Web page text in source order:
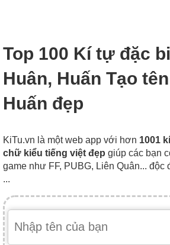
Top 100 Kí tự đặc
Huân, Huấn Tạo
Huấn đẹp
KiTu.vn là một web app với hơn 1001
chữ kiểu tiếng việt đẹp giúp các bạn
game như FF, PUBG, Liên Quân... độc
...